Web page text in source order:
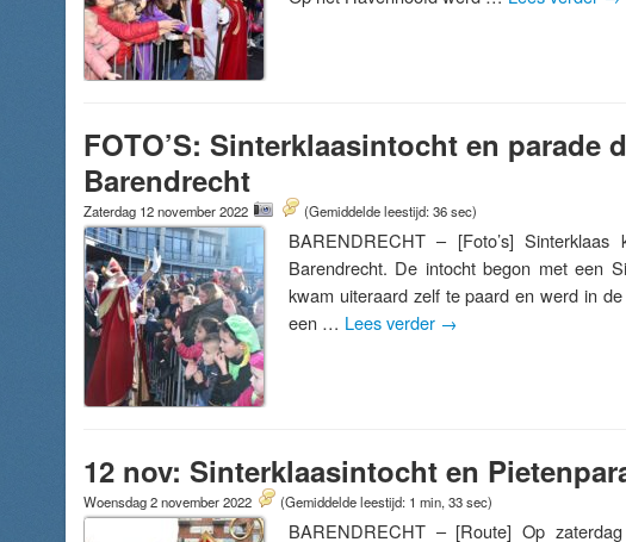
FOTO’S: Sinterklaasintocht en parade
Barendrecht
Zaterdag 12 november 2022 (Gemiddelde leestijd: 36 sec)
BARENDRECHT – [Foto’s]
Barendrecht. De intocht begon met een
kwam uiteraard zelf te paard en werd in
een … Lees verder →
12 nov: Sinterklaasintocht en
Woensdag 2 november 2022 (Gemiddelde leestijd: 1 min, 33 sec)
BARENDRECHT – [Route] Op